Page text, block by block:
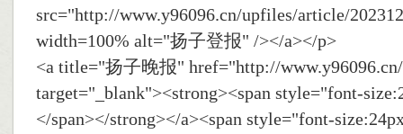
src="http://www.y96096.cn/upfiles/article/
width=100% alt="扬子登报" /></a></p>
<a title="扬子晚报" href="http://
target="_blank"><strong><span style="font-
</span></strong></a><span style="font-